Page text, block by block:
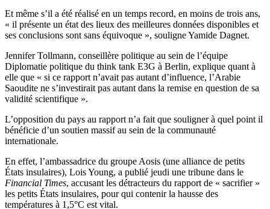
Et même s’il a été réalisé en un temps record, en moins de trois ans,
« il présente un état des lieux des meilleures données disponibles et
ses conclusions sont sans équivoque », souligne Yamide Dagnet.
Jennifer Tollmann, conseillère politique au sein de l’équipe
Diplomatie politique du think tank E3G à Berlin, explique quant à
elle que « si ce rapport n’avait pas autant d’influence, l’Arabie
Saoudite ne s’investirait pas autant dans la remise en question de sa
validité scientifique ».
L’opposition du pays au rapport n’a fait que souligner à quel point il
bénéficie d’un soutien massif au sein de la communauté
internationale.
En effet, l’ambassadrice du groupe Aosis (une alliance de petits
États insulaires), Lois Young, a publié jeudi une tribune dans le
Financial Times, accusant les détracteurs du rapport de « sacrifier »
les petits États insulaires, pour qui contenir la hausse des
températures à 1,5°C est vital.